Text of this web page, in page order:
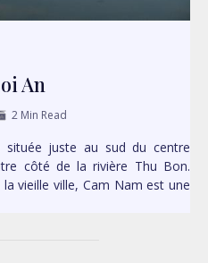
An
2 Min Read
juste au sud du centre
côté de la rivière Thu Bon.
vieille ville, Cam Nam est une